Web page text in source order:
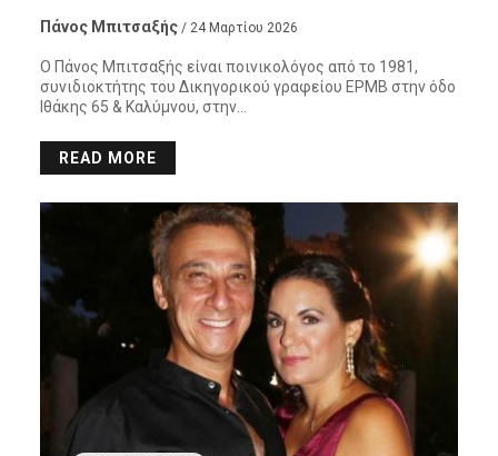
Πάνος Μπιτσαξής / 24 Μαρτίου 2026
Ο Πάνος Μπιτσαξής είναι ποινικολόγος από το 1981,
συνιδιοκτήτης του Δικηγορικού γραφείου ΕΡΜΒ στην όδο
Ιθάκης 65 & Καλύμνου, στην…
READ MORE